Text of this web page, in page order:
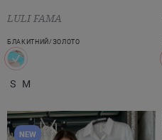
LULI FAMA
БЛАКИТНИЙ/ЗОЛОТО
S M
NEW